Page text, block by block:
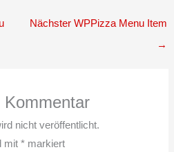
Nächster WPPizza Menu Item
→
Kommentar
nicht veröffentlicht.
mit* markiert